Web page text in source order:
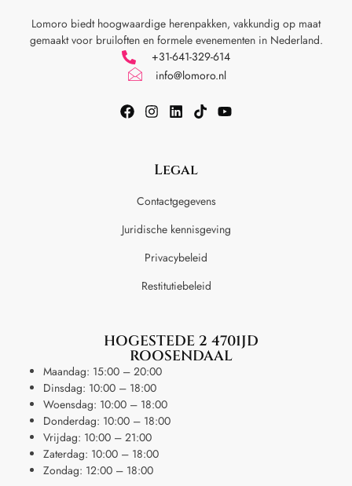
Lomoro biedt hoogwaardige herenpakken, vakkundig op maat
gemaakt voor bruiloften en formele evenementen in Nederland.
+31-641-329-614
info@lomoro.nl
Legal
Contactgegevens
Juridische kennisgeving
Privacybeleid
Restitutiebeleid
HOGESTEDE 2 4701JD
ROOSENDAAL
Maandag: 15:00 – 20:00
Dinsdag: 10:00 – 18:00
Woensdag: 10:00 – 18:00
Donderdag: 10:00 – 18:00
Vrijdag: 10:00 – 21:00
Zaterdag: 10:00 – 18:00
Zondag: 12:00 – 18:00